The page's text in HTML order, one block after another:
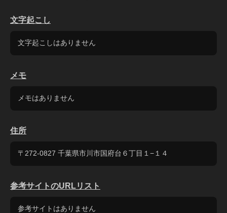
文字起こし
文字起こしはありません
メモ
メモはありません
住所
〒272-0827 千葉県市川市国府台６丁目１−１４
参考サイトのURLリスト
参考サイトはありません